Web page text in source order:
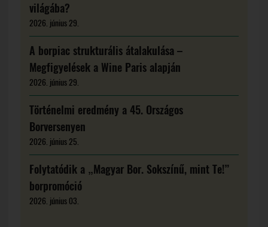
világába?
2026. június 29.
A borpiac strukturális átalakulása –
Megfigyelések a Wine Paris alapján
2026. június 29.
Történelmi eredmény a 45. Országos
Borversenyen
2026. június 25.
Folytatódik a „Magyar Bor. Sokszínű, mint Te!”
borpromóció
2026. június 03.